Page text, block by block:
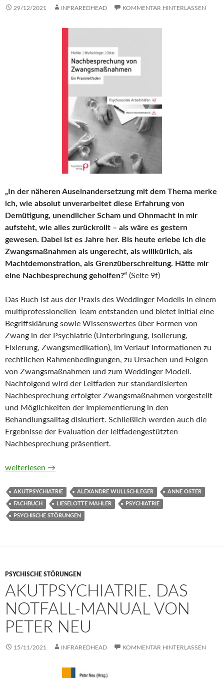
29/12/2021 INFRAREDHEAD KOMMENTAR HINTERLASSEN
„In der näheren Auseinandersetzung mit dem Thema merke
ich, wie absolut unverarbeitet diese Erfahrung von
Demütigung, unendlicher Scham und Ohnmacht in mir
aufsteht, wie alles zurückrollt – als wäre es gestern
gewesen. Dabei ist es Jahre her. Bis heute erlebe ich die
Zwangsmaßnahmen als ungerecht, als willkürlich, als
Machtdemonstration, als Grenzüberschreitung. Hätte mir
eine Nachbesprechung geholfen?“ (Seite 9f)
Das Buch ist aus der Praxis des Weddinger Modells in einem
multiprofessionellen Team entstanden und bietet initial eine
Begriffsklärung sowie Wissenswertes über Formen von
Zwang in der Psychiatrie (Unterbringung, Isolierung,
Fixierung, Zwangsmedikation), im Verlauf Informationen zu
rechtlichen Rahmenbedingungen, zu Ursachen und Folgen
von Zwangsmaßnahmen und zum Weddinger Modell.
Nachfolgend wird der Leitfaden zur standardisierten
Nachbesprechung erfolgter Zwangsmaßnahmen vorgestellt
und Möglichkeiten der Implementierung in den
Behandlungsalltag diskutiert. Schließlich werden auch die
Ergebnisse der Evaluation der leitfadengestützten
Nachbesprechung präsentiert.
Nachbesprechung von Zwangsmaßnahmen. Ein
weiterlesen →
AKUTPSYCHIATRIE ALEXANDRE WULLSCHLEGER ANNE OSTER
FACHBUCH LIESELOTTE MAHLER PSYCHIATRIE
PSYCHISCHE STÖRUNGEN
PSYCHISCHE STÖRUNGEN
AKUTPSYCHIATRIE. DAS
NOTFALL-MANUAL VON
PETER NEU
15/11/2021 INFRAREDHEAD KOMMENTAR HINTERLASSEN